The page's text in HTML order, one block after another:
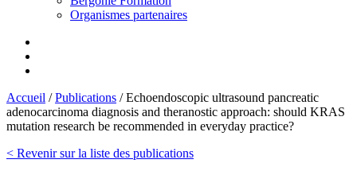
Organismes partenaires
Accueil /Publications /Echoendoscopic ultrasound pancreatic
adenocarcinoma diagnosis and theranostic approach: should KRAS
mutation research be recommended in everyday practice?
< Revenir sur la liste des publications